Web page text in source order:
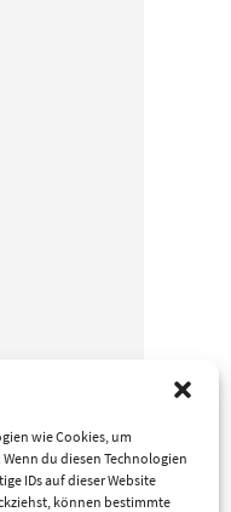
wie Cookies, um
du diesen Technologien
IDs auf dieser Website
können bestimmte